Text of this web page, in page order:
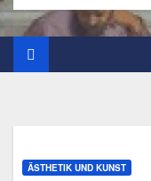
ÄSTHETIK UND KUNST